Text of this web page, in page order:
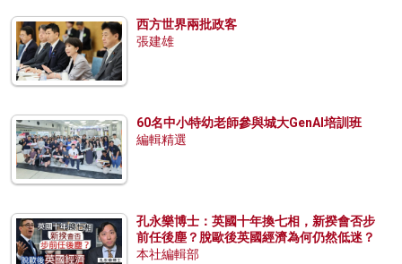
西方世界兩批政客
張建雄
60名中小特幼老師參與城大GenAI培訓班
編輯精選
孔永樂博士：英國十年換七相，新揆會否步
前任後塵？脫歐後英國經濟為何仍然低迷？
本社編輯部